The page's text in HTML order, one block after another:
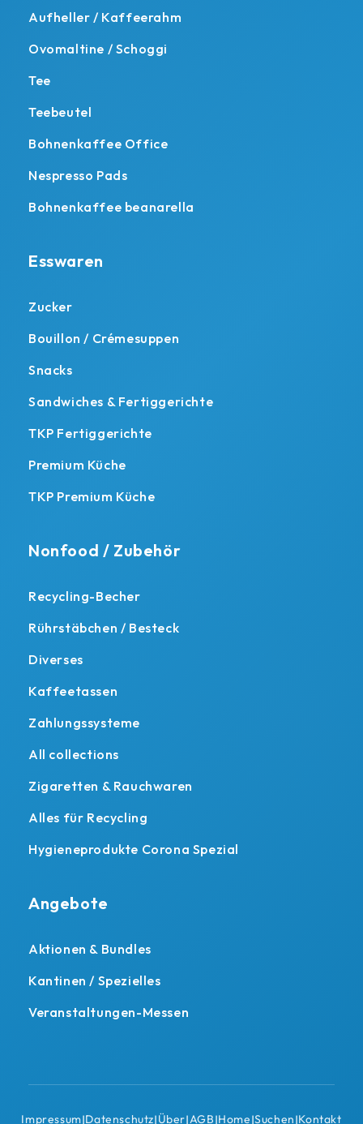
Aufheller / Kaffeerahm
Ovomaltine / Schoggi
Tee
Teebeutel
Bohnenkaffee Office
Nespresso Pads
Bohnenkaffee beanarella
Esswaren
Zucker
Bouillon / Crémesuppen
Snacks
Sandwiches & Fertiggerichte
TKP Fertiggerichte
Premium Küche
TKP Premium Küche
Nonfood / Zubehör
Recycling-Becher
Rührstäbchen / Besteck
Diverses
Kaffeetassen
Zahlungssysteme
All collections
Zigaretten & Rauchwaren
Alles für Recycling
Hygieneprodukte Corona Spezial
Angebote
Aktionen & Bundles
Kantinen / Spezielles
Veranstaltungen-Messen
Impressum|Datenschutz|Über|AGB|Home|Suchen|Kontakt